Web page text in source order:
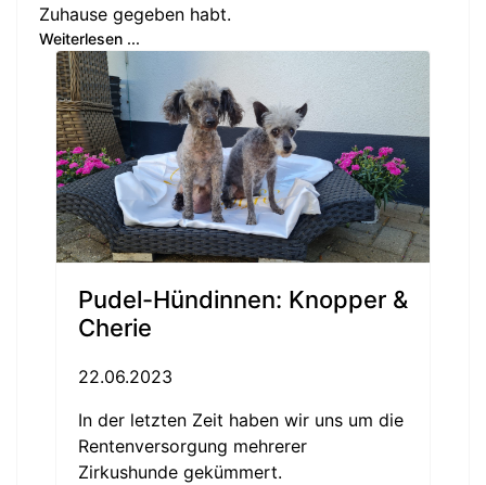
Zuhause gegeben habt.
Weiterlesen ...
Pudel-Hündinnen: Knopper &
Cherie
22.06.2023
In der letzten Zeit haben wir uns um die
Rentenversorgung mehrerer
Zirkushunde gekümmert.